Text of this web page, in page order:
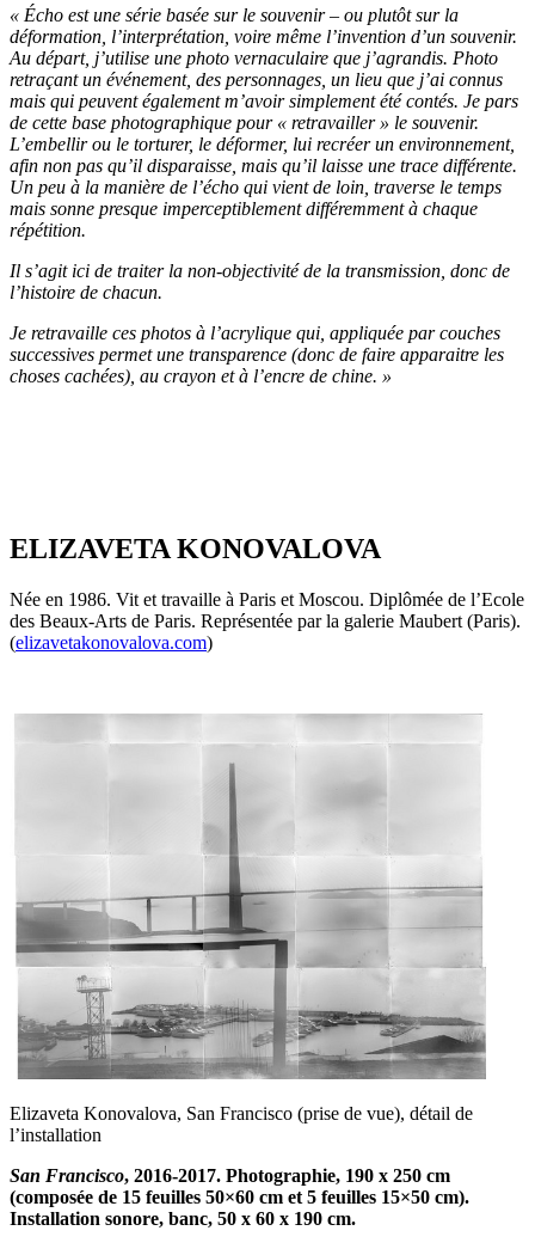
« Écho est une série basée sur le souvenir – ou plutôt sur la
déformation, l’interprétation, voire même l’invention d’un souvenir.
Au départ, j’utilise une photo vernaculaire que j’agrandis. Photo
retraçant un événement, des personnages, un lieu que j’ai connus
mais qui peuvent également m’avoir simplement été contés. Je pars
de cette base photographique pour « retravailler » le souvenir.
L’embellir ou le torturer, le déformer, lui recréer un environnement,
afin non pas qu’il disparaisse, mais qu’il laisse une trace différente.
Un peu à la manière de l’écho qui vient de loin, traverse le temps
mais sonne presque imperceptiblement différemment à chaque
répétition.
Il s’agit ici de traiter la non-objectivité de la transmission, donc de
l’histoire de chacun.
Je retravaille ces photos à l’acrylique qui, appliquée par couches
successives permet une transparence (donc de faire apparaitre les
choses cachées), au crayon et à l’encre de chine. »
ELIZAVETA KONOVALOVA
Née en 1986. Vit et travaille à Paris et Moscou. Diplômée de l’Ecole
des Beaux-Arts de Paris. Représentée par la galerie Maubert (Paris).
(elizavetakonovalova.com)
Elizaveta Konovalova, San Francisco (prise de vue), détail de
l’installation
San Francisco, 2016-2017. Photographie, 190 x 250 cm
(composée de 15 feuilles 50×60 cm et 5 feuilles 15×50 cm).
Installation sonore, banc, 50 x 60 x 190 cm.